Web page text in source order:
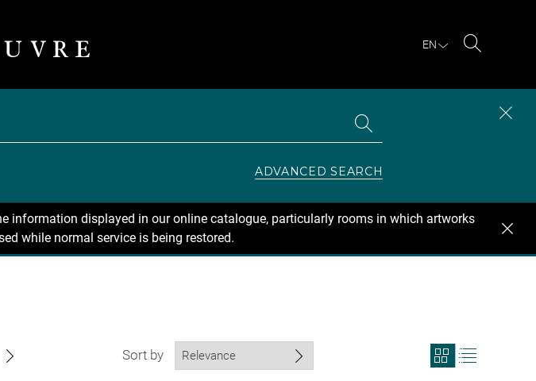
EN
ADVANCED SEARCH
information displayed in our online catalogue, particularly rooms in which artworks
while normal service is being restored.
Sort by
View
search